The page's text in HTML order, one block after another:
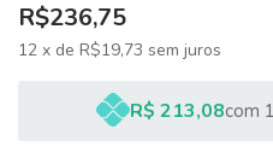
R$236,75
12 x de R$19,73 sem juros
R$ 213,08com